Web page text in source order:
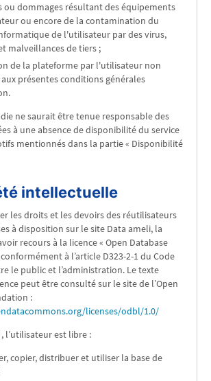
ou dommages résultant des équipements
ou encore de la contamination du
de l'utilisateur par des virus,
malveillances de tiers ;
de la plateforme par l'utilisateur non
présentes conditions générales
ne saurait être tenue responsable des
à une absence de disponibilité du service
mentionnés dans la partie « Disponibilité
intellectuelle
les droits et les devoirs des réutilisateurs
à disposition sur le site Data ameli, la
recours à la licence « Open Database
conformément à l’article D323-2-1 du Code
le public et l’administration. Le texte
peut être consulté sur le site de l’Open
:
licenses/odbl/1.0/
l’utilisateur est libre :
copier, distribuer et utiliser la base de